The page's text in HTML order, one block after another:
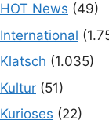
HOT News (49)
International
Klatsch (1.035)
Kultur (51)
Kurioses (22)